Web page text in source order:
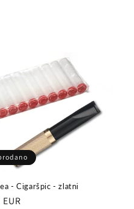
- Cigaršpic - zlatni